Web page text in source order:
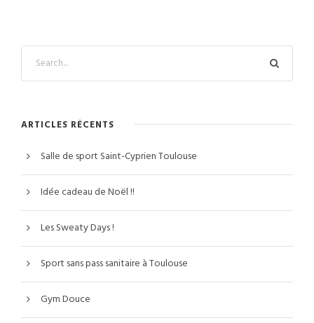
ARTICLES RÉCENTS
Salle de sport Saint-Cyprien Toulouse
Idée cadeau de Noël !!
Les Sweaty Days !
Sport sans pass sanitaire à Toulouse
Gym Douce